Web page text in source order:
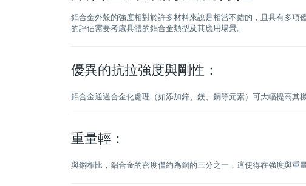
鋁合金外殼的強度相對於許多材料來說是相當不錯的，且具有多
的評估需要考慮具體的鋁合金類型及其應用場景。
優異的抗拉強度與剛性：
鋁合金通過合金化處理（如添加鋅、鎂、銅等元素）可大幅提高其
重量輕：
與鋼相比，鋁合金的密度僅約為鋼的三分之一，這使得在強度與重